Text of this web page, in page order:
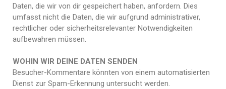
Daten, die wir von dir gespeichert haben, anfordern. Dies
umfasst nicht die Daten, die wir aufgrund administrativer,
rechtlicher oder sicherheitsrelevanter Notwendigkeiten
aufbewahren müssen.
WOHIN WIR DEINE DATEN SENDEN
Besucher-Kommentare könnten von einem automatisierten
Dienst zur Spam-Erkennung untersucht werden.